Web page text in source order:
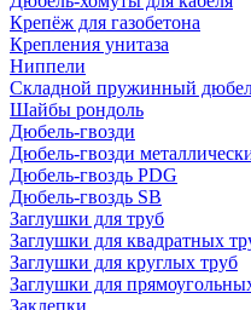
Крепёж для газобетона
Крепления унитаза
Ниппели
Складной пружинный
Шайбы рондоль
Дюбель-гвозди
Дюбель-гвозди
Дюбель-гвоздь PDG
Дюбель-гвоздь SB
Заглушки для труб
Заглушки для квадратных
Заглушки для круглых труб
Заглушки для
Заклепки